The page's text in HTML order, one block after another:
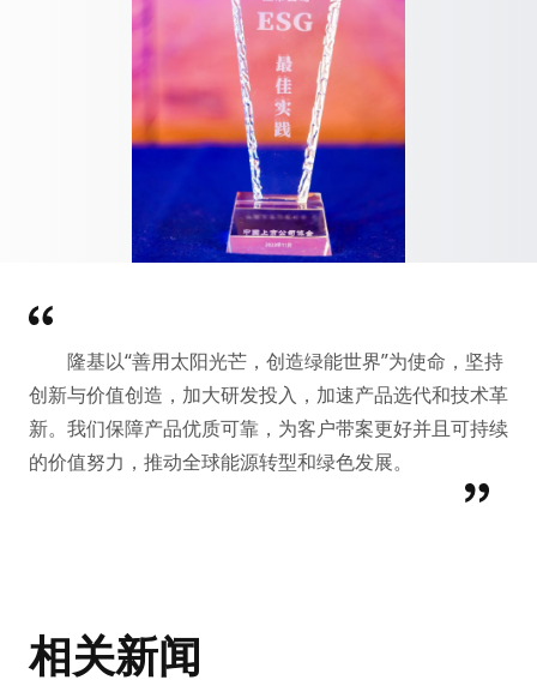
隆基以“善用太阳光芒，创造绿能世界”为使命，坚持
创新与价值创造，加大研发投入，加速产品选代和技术革
新。我们保障产品优质可靠，为客户带案更好并且可持续
的价值努力，推动全球能源转型和绿色发展。
相关新闻